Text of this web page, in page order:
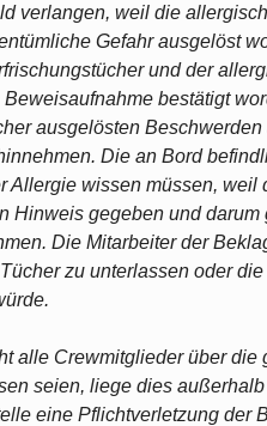
verlangen, weil die
Gefahr ausgelöst
und der
bestätigt
ausgelösten
Die an Bord
Allergie wissen müssen,
Hinweis gegeben und
Die Mitarbeiter der
zu unterlassen oder
alle Crewmitglieder über
seien, liege dies
eine Pflichtverletzung der